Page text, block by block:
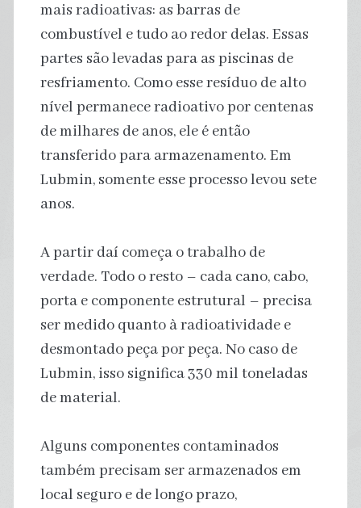
mais radioativas: as barras de
combustível e tudo ao redor delas. Essas
partes são levadas para as piscinas de
resfriamento. Como esse resíduo de alto
nível permanece radioativo por centenas
de milhares de anos, ele é então
transferido para armazenamento. Em
Lubmin, somente esse processo levou sete
anos.
A partir daí começa o trabalho de
verdade. Todo o resto – cada cano, cabo,
porta e componente estrutural – precisa
ser medido quanto à radioatividade e
desmontado peça por peça. No caso de
Lubmin, isso significa 330 mil toneladas
de material.
Alguns componentes contaminados
também precisam ser armazenados em
local seguro e de longo prazo,